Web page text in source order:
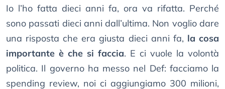
Io l’ho fatta dieci anni fa, ora va rifatta. Perché
sono passati dieci anni dall’ultima. Non voglio dare
una risposta che era giusta dieci anni fa, la cosa
importante è che si faccia. E ci vuole la volontà
politica. Il governo ha messo nel Def: facciamo la
spending review, noi ci aggiungiamo 300 milioni,